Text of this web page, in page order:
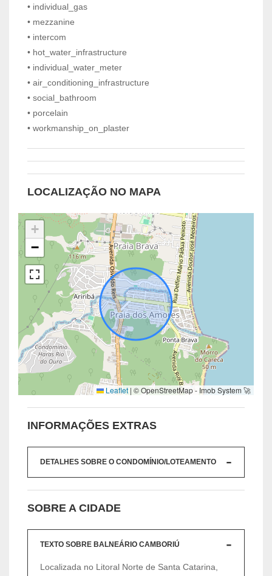
• individual_gas
• mezzanine
• intercom
• hot_water_infrastructure
• individual_water_meter
• air_conditioning_infrastructure
• social_bathroom
• porcelain
• workmanship_on_plaster
LOCALIZAÇÃO NO MAPA
+
−
Leaflet | © OpenStreetMap - Imob System 🚀
INFORMAÇÕES EXTRAS
DETALHES SOBRE O CONDOMÍNIO/LOTEAMENTO
SOBRE A CIDADE
TEXTO SOBRE BALNEÁRIO CAMBORIÚ
Localizada no Litoral Norte de Santa Catarina,